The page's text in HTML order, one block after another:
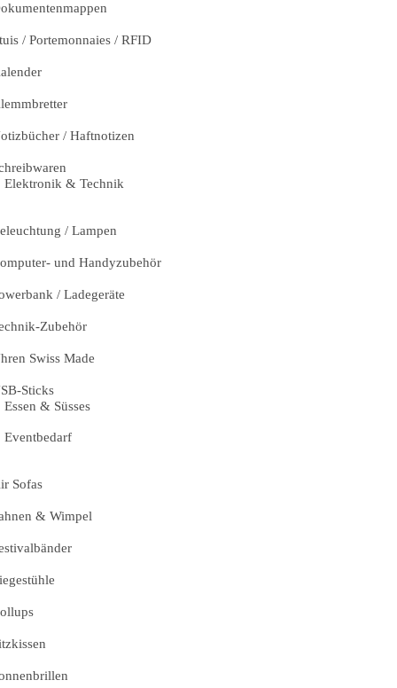
/ Portemonnaies / RFID
/ Haftnotizen
Elektronik & Technik
/ Lampen
und Handyzubehör
/ Ladegeräte
Zubehör
Swiss Made
Sticks
Essen & Süsses
Eventbedarf
Sofas
& Wimpel